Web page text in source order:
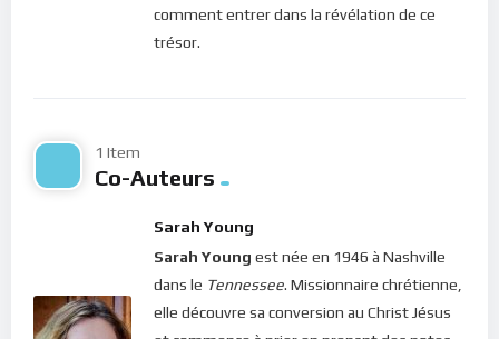
présence.” (Actes 2, 28).
l’avenir ? Et le Seigneur Lui-même ne nous a-t-il pas demandé
de ne pas nous inquiéter du lendemain (Matthieu 6, 34) ? Le
terre, se nomme “Je suis”. Il ne bouge pas, Il ne change pas, Il
est toujours le même. Voilà pourquoi, on ne peut Le trouver
nulle part ailleurs que dans le moment présent. Car c’est le
seul point du temps qui reste inchangé !
comment entrer dans la révélation de ce
trésor.
1 Item
Co-Auteurs
Sarah Young
Sarah Young est née en 1946 à Nashville
dans le Tennessee. Missionnaire chrétienne,
elle découvre sa conversion au Christ Jésus